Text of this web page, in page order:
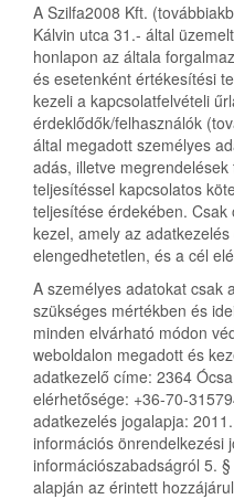
A Szilfa2008 Kft.
Kálvin utca 31.- által
honlapon az általa
és esetenként értékesítési
kezeli a kapcsolatfelvételi
érdeklődők/felhasználók
által megadott személyes
adás, illetve
teljesítéssel kapcsolatos
teljesítése érdekében.
kezel, amely az
elengedhetetlen, és a cél
A személyes adatokat csak
szükséges mértékben és
minden elvárható módon
weboldalon megadott és
adatkezelő címe: 2364
elérhetősége: +36-70-
adatkezelés jogalapja:
információs önrendelkezési
információszabadságról 5.
alapján az érintett